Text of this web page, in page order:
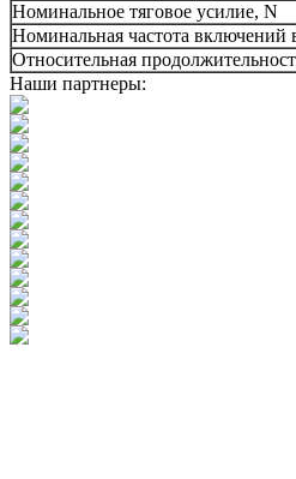
Номинальное тяговое усилие, N
Номинальная частота включений
Относительная
Наши партнеры: